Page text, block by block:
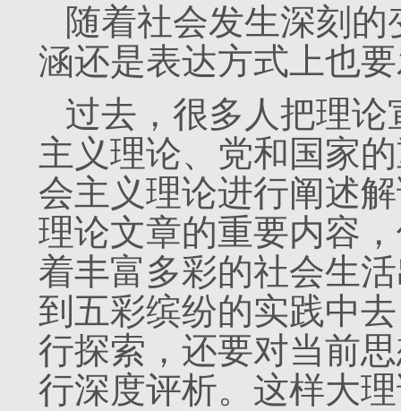
随着社会发生深刻
涵还是表达方式上也
过去，很多人把理
主义理论、党和国家
会主义理论进行阐述
理论文章的重要内容
着丰富多彩的社会生
到五彩缤纷的实践中
行探索，还要对当前
行深度评析。这样大